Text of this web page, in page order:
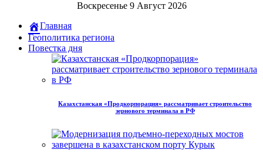
Воскресенье 9 Август 2026
Главная
Геополитика региона
Повестка дня
Казахстанская «Продкорпорация» рассматривает строительство
зернового терминала в РФ